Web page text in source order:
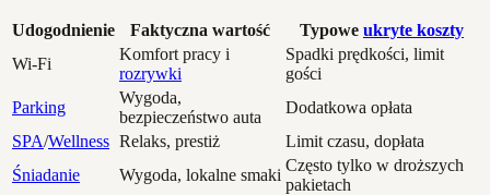
Udogodnienie Faktyczna wartość Typowe ukryte koszty
Wi-Fi
Komfort pracy i
rozrywki
Spadki prędkości, limit
gości
Parking
Wygoda,
bezpieczeństwo auta
Dodatkowa opłata
SPA/Wellness Relaks, prestiż
Limit czasu, dopłata
Śniadanie
Wygoda, lokalne smaki
Często tylko w droższych
pakietach